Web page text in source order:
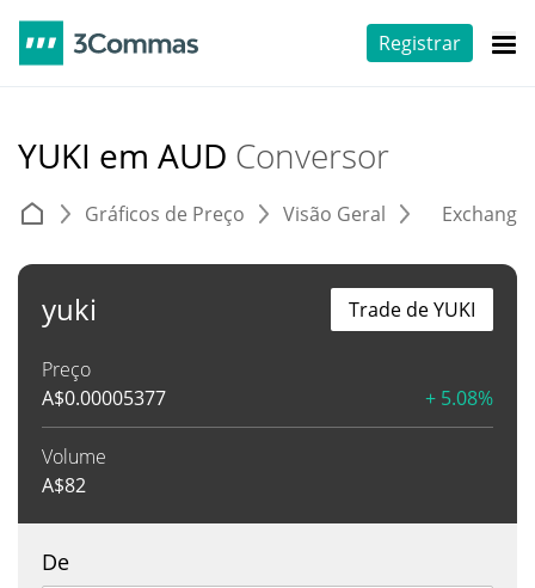
Registrar
YUKI em AUD Conversor
Gráficos de Preço Visão Geral
yuki
Preço
A$0.00005377 + 5.08%
Volume
A$82
Trade de YUKI
De